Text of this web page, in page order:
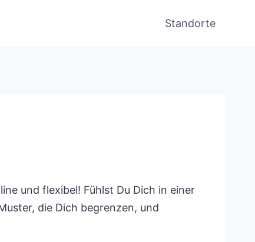
Standorte
und flexibel! Fühlst Du Dich in einer
die Dich begrenzen, und